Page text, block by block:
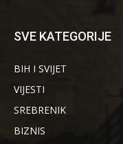
SVE KATEGORIJE
BIH I SVIJET
VIJESTI
SREBRENIK
BIZNIS